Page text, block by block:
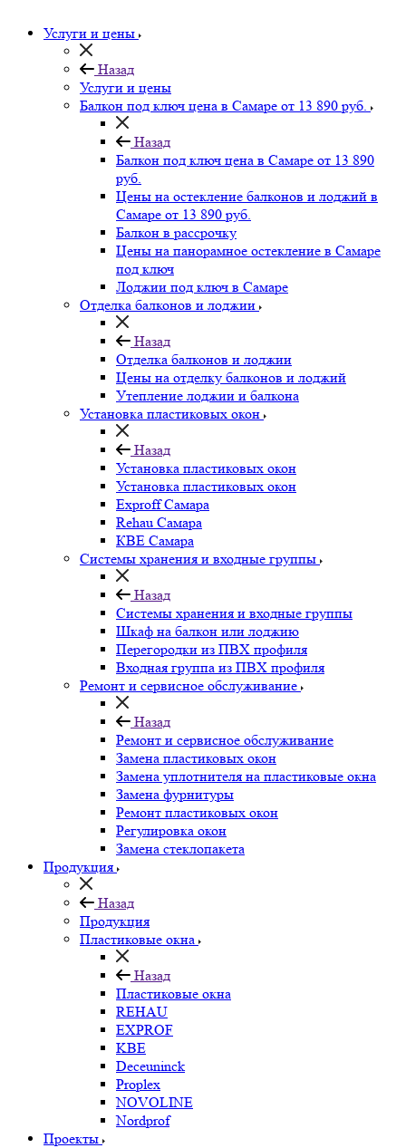
Услуги и цены
Назад
Услуги и цены
Балкон под ключ цена в Самаре от 13 890 руб.
Назад
Балкон под ключ цена в Самаре от 13 890
руб.
Цены на остекление балконов и лоджий в
Самаре от 13 890 руб.
Балкон в рассрочку
Цены на панорамное остекление в Самаре
под ключ
Лоджии под ключ в Самаре
Отделка балконов и лоджии
Назад
Отделка балконов и лоджии
Цены на отделку балконов и лоджий
Утепление лоджии и балкона
Установка пластиковых окон
Назад
Установка пластиковых окон
Установка пластиковых окон
Exproff Самара
Rehau Самара
КВЕ Самара
Системы хранения и входные группы
Назад
Системы хранения и входные группы
Шкаф на балкон или лоджию
Перегородки из ПВХ профиля
Входная группа из ПВХ профиля
Ремонт и сервисное обслуживание
Назад
Ремонт и сервисное обслуживание
Замена пластиковых окон
Замена уплотнителя на пластиковые окна
Замена фурнитуры
Ремонт пластиковых окон
Регулировка окон
Замена стеклопакета
Продукция
Назад
Продукция
Пластиковые окна
Назад
Пластиковые окна
REHAU
EXPROF
KBE
Deceuninck
Proplex
NOVOLINE
Nordprof
Проекты